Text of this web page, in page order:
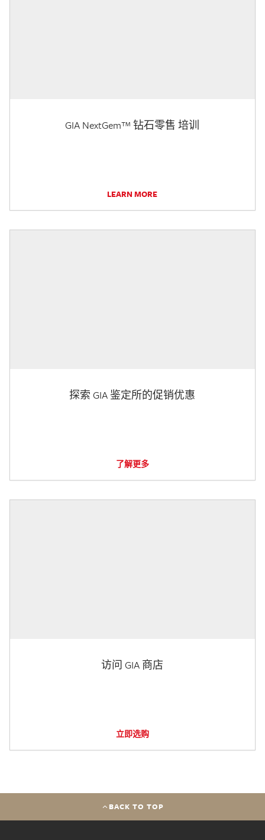
GIA NextGem™ 钻石零售 培训
LEARN MORE
探索 GIA 鉴定所的促销优惠
了解更多
访问 GIA 商店
立即选购
BACK TO TOP